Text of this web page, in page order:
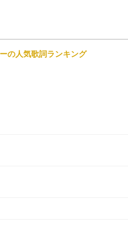
の人気歌詞ランキング